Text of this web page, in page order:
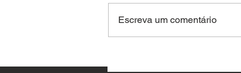
Escreva um comentário